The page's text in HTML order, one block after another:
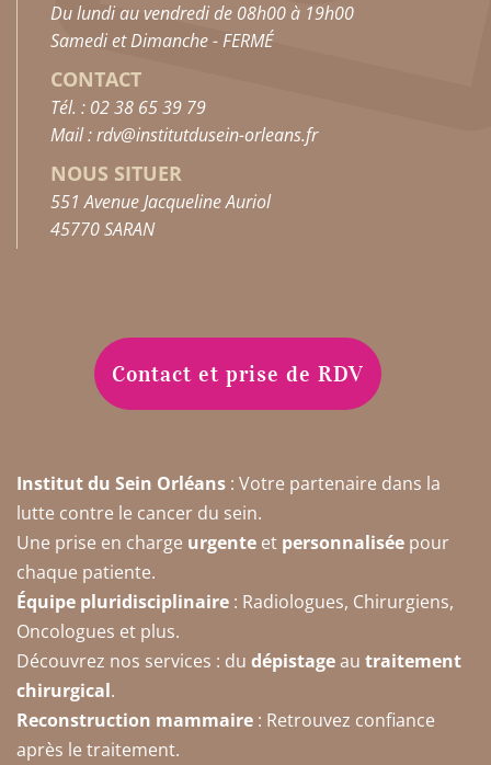
Du lundi au vendredi de 08h00 à 19h00
Samedi et Dimanche - FERMÉ
CONTACT
Tél. : 02 38 65 39 79
Mail : rdv@institutdusein-orleans.fr
NOUS SITUER
551 Avenue Jacqueline Auriol
45770 SARAN
Contact et prise de RDV
Institut du Sein Orléans : Votre partenaire dans la
lutte contre le cancer du sein.
Une prise en charge urgente et personnalisée pour
chaque patiente.
Équipe pluridisciplinaire : Radiologues, Chirurgiens,
Oncologues et plus.
Découvrez nos services : du dépistageau traitement
chirurgical.
Reconstruction mammaire : Retrouvez confiance
après le traitement.